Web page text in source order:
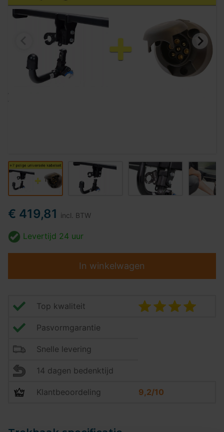
€ 419,81 incl. BTW
Levertijd 24 uur
In winkelwagen
Top kwaliteit
Pasvormgarantie
Snelle levering
14 dagen bedenktijd
Klantbeoordeling 9,2/10